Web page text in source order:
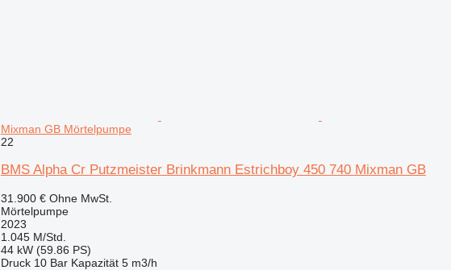
Mixman GB Mörtelpumpe
22
BMS Alpha Cr Putzmeister Brinkmann Estrichboy 450 740 Mixman GB
31.900 € Ohne MwSt.
Mörtelpumpe
2023
1.045 M/Std.
44 kW (59.86 PS)
Druck 10 Bar Kapazität 5 m3/h